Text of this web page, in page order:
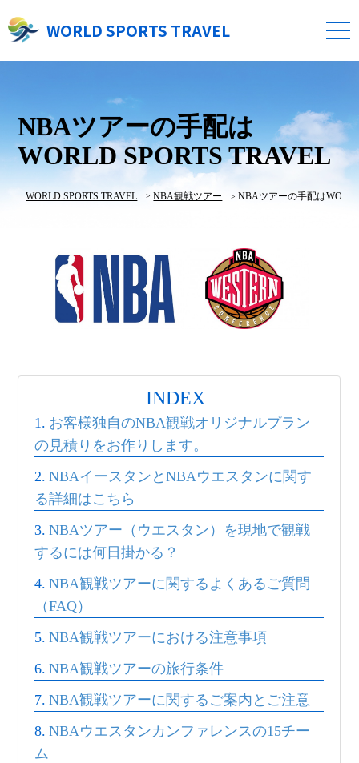
WORLD SPORTS TRAVEL
NBAツアーの手配は
WORLD SPORTS TRAVEL
WORLD SPORTS TRAVEL NBA観戦ツアー NBAツアーの手配は
INDEX
お客様独自のNBA観戦オリジナルプラン
の見積りをお作りします。
NBAイースタンとNBAウエスタンに関す
る詳細はこちら
NBAツアー（ウエスタン）を現地で観戦
するには何日掛かる？
NBA観戦ツアーに関するよくあるご質問
（FAQ）
NBA観戦ツアーにおける注意事項
NBA観戦ツアーの旅行条件
NBA観戦ツアーに関するご案内とご注意
NBAウエスタンカンファレンスの15チー
ム